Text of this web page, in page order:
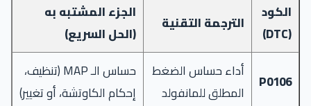
الكود
(DTC)
الترجمة التقنية
الجزء المشتبه به
(الحل السريع)
P0106
أداء حساس الضغط
المطلق للمانفولد
حساس الـ MAP (تنظيف،
إحكام الكاوتشة، أو تغيير)